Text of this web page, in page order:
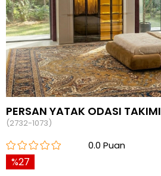
PERSAN YATAK ODASI TAKIMI
(2732-1073)
0.0
27